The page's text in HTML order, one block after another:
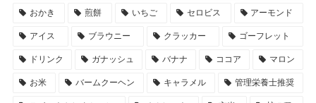
おかき 煎餅 いちご セロビス アーモンド
アイス ブラウニー クラッカー ゴーフレット
ドリンク ガナッシュ バナナ ココア マロン
お米 バームクーヘン キャラメル 管理栄養士推奨